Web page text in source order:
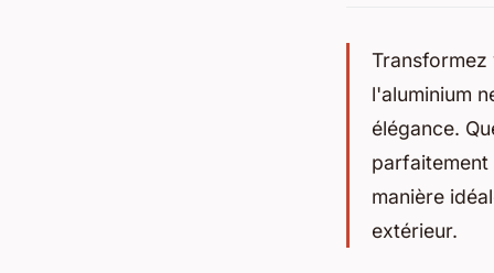
l'aluminium
élégance.
parfaitement
manière
extérieur.